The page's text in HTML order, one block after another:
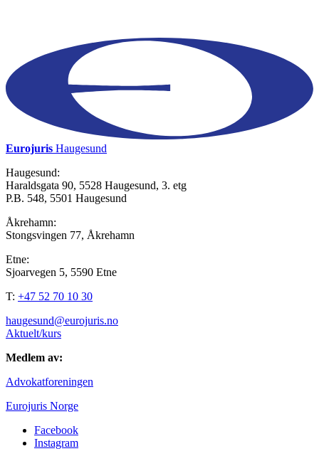
Eurojuris Haugesund
Haugesund:
Haraldsgata 90, 5528 Haugesund, 3. etg
P.B. 548, 5501 Haugesund
Åkrehamn:
Stongsvingen 77, Åkrehamn
Etne:
Sjoarvegen 5, 5590 Etne
T: +47 52 70 10 30
haugesund@eurojuris.no
Aktuelt/kurs
Medlem av:
Advokatforeningen
Eurojuris Norge
Facebook
Instagram